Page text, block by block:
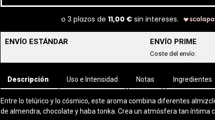
ENVÍO ESTÁNDAR ENVÍO PRIME
Coste del envío:
Descripción Uso e Intensidad Notas Ingredientes
Entre lo telúrico y lo cósmico, este aroma combina diferentes
de almendra, chocolate y haba tonka. Crea un atmósfera tan íntima